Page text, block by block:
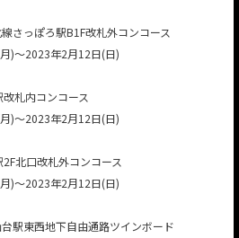
さっぽろ駅B1F改札外コンコース
)～2023年2月12日(日)
札内コンコース
)～2023年2月12日(日)
北口改札外コンコース
)～2023年2月12日(日)
駅東西地下自由通路ツインボード